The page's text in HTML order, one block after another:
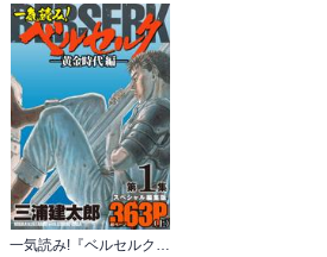
一気読み!『ベルセルク』スペシャル編集版